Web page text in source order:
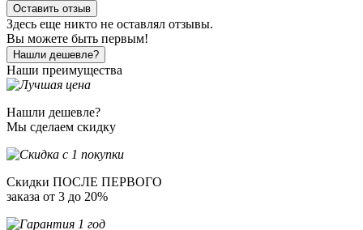
Оставить отзыв
Здесь еще никто не оставлял отзывы.
Вы можете быть первым!
Нашли дешевле?
Наши преимущества
Нашли дешевле?
Мы сделаем скидку
Скидки ПОСЛЕ ПЕРВОГО
заказа от 3 до 20%